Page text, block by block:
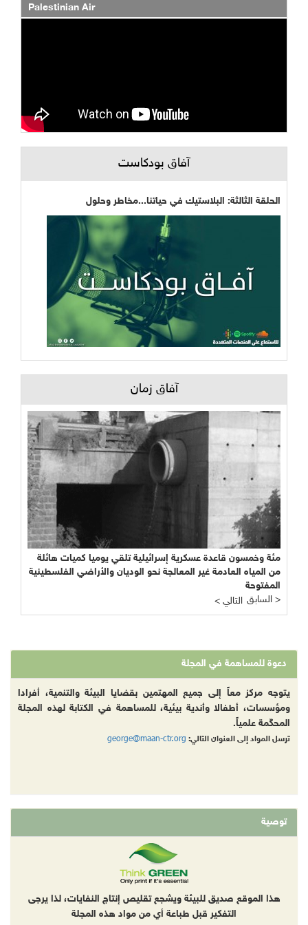
Palestinian Air
آفاق بودكاست
الحلقة الثالثة: البلاستيك في حياتنا...مخاطر وحلول
آفاق زمان
مئة وخمسون قاعدة عسكرية إسرائيلية تلقي يوميا كميات هائلة
من المياه العادمة غير المعالجة نحو الوديان والأراضي الفلسطينية
المفتوحة
< التالي
السابق >
دعوة للمساهمة في المجلة
يتوجه مركز معاً إلى جميع المهتمين بقضايا البيئة والتنمية، أفرادا
ومؤسسات، أطفالا وأندية بيئية، للمساهمة في الكتابة لهذه المجلة
المحكّمة علمياً.
ترسل المواد إلى العنوان التالي: george@maan-ctr.org
توصية
هذا الموقع صديق للبيئة ويشجع تقليص إنتاج النفايات، لذا يرجى
التفكير قبل طباعة أي من مواد هذه المجلة